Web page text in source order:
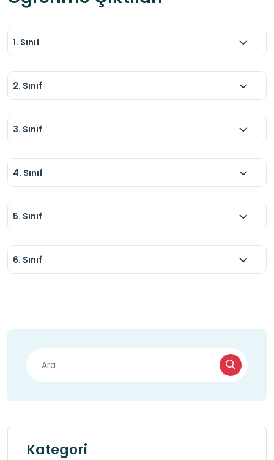
1. Sınıf
2. Sınıf
3. Sınıf
4. Sınıf
5. Sınıf
6. Sınıf
Kategori